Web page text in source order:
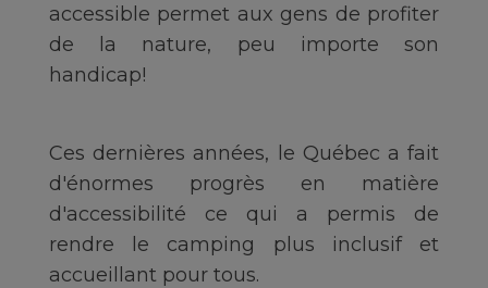
accessible permet aux gens de profiter
de la nature, peu importe son
handicap!
Ces dernières années, le Québec a fait
d'énormes progrès en matière
d'accessibilité ce qui a permis de
rendre le camping plus inclusif et
accueillant pour tous.